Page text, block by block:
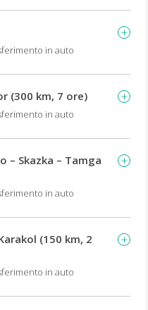
in auto
(300 km, 7 ore)
in auto
– Skazka – Tamga
in auto
(150 km, 2
in auto